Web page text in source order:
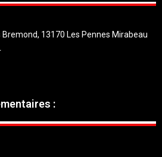
13170 Les Pennes Mirabeau
: